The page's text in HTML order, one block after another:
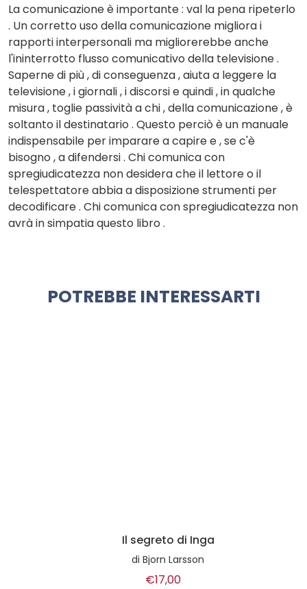
La comunicazione è importante : val la pena ripeterlo
. Un corretto uso della comunicazione migliora i
rapporti interpersonali ma migliorerebbe anche
l'ininterrotto flusso comunicativo della televisione .
Saperne di più , di conseguenza , aiuta a leggere la
televisione , i giornali , i discorsi e quindi , in qualche
misura , toglie passività a chi , della comunicazione , è
soltanto il destinatario . Questo perciò è un manuale
indispensabile per imparare a capire e , se c'è
bisogno , a difendersi . Chi comunica con
spregiudicatezza non desidera che il lettore o il
telespettatore abbia a disposizione strumenti per
decodificare . Chi comunica con spregiudicatezza non
avrà in simpatia questo libro .
POTREBBE INTERESSARTI
Il segreto di Inga
Bjorn Larsson
€17,00